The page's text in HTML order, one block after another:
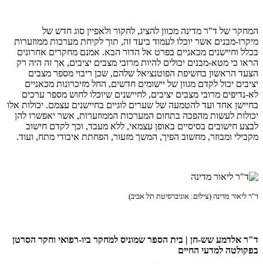
המחקר של ד"ר מדינה מכוון להציג, לחקור ולאפיין סוג חדש של
מיקרו-מבנים אשר יוכלו לעמוד ביעד זה, תוך לקיחת מערכות ממוזערות
בכלל וחיישנים מכאניים בפרט אל הדור הבא. אמנם מחקרים אחרונים
הראו כי מטא-מבנים יכולים להיות מרובי מצבים יציבים, אך זה היה רק
הצעד הראשון בחשיפת הפוטנציאל שלהם, שכן ריבוי מספר מצבים
יציבים יכול לקדם מגוון של יישומים חדשים, החל מזיכרונות מכאניים
לא-נדיפים מרובי מצבים יציבים, לחיישנים שיוכלו לחוש מספר ערכים
בחיישן אחד ועד להטמעה של שערים לוגיים בחיישנים עצמם. יכולות אלו
יכולות לעשות מהפכה בתחום המערכות הממוזערות, אשר יאפשרו להן
לבצע חישובים בסיסיים באופן עצמאי, ללא מעבד, וכך לקדם חישוב
מקבילי ומבוזר, מחשוב הפיך, המשך מזעור, הפחתת איבודי מתח, ועוד.
ד"ר ליאור מדינה (צילום: אוניברסיטת תל אביב)
ד"ר אלדמע שש-חן | בית הספר שמוניס למחקר ביו-רפואי וחקר הסרטן
בפקולטה למדעי החיים